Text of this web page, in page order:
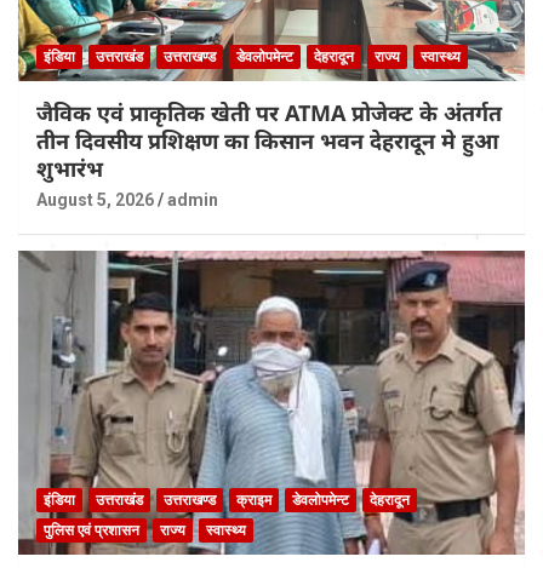
इंडिया उत्तराखंड उत्तराखण्ड डेवलोपमेन्ट देहरादून राज्य स्वास्थ्य
जैविक एवं प्राकृतिक खेती पर ATMA प्रोजेक्ट के अंतर्गत
तीन दिवसीय प्रशिक्षण का किसान भवन देहरादून मे हुआ
शुभारंभ
August 5, 2026 admin
इंडिया उत्तराखंड उत्तराखण्ड क्राइम डेवलोपमेन्ट
देहरादून
पुलिस एवं प्रशासन
राज्य स्वास्थ्य